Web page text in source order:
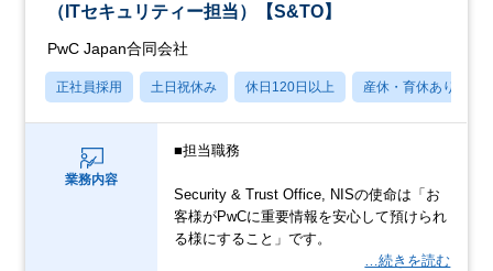
（ITセキュリティー担当）【S&TO】
PwC Japan合同会社
正社員採用 土日祝休み 休日120日以上 産休・育休あり
業務内容
■担当職務
Security & Trust Office, NISの使命は「お
客様がPwCに重要情報を安心して預けられ
る様にすること」です。
…続きを読む